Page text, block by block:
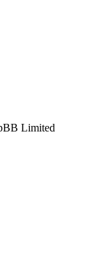
Limited